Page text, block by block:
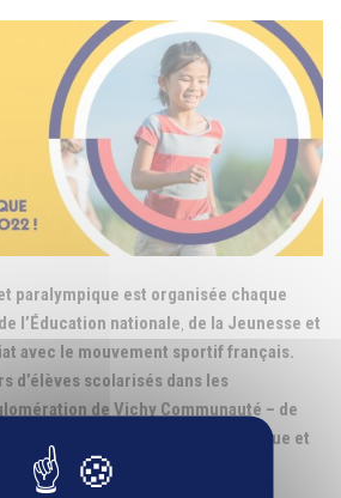
paralympique est organisée chaque
l’Éducation nationale, de la Jeunesse et
avec le mouvement sportif français.
d’élèves scolarisés dans les
de Vichy Communauté – de
à cette semaine Olympique et